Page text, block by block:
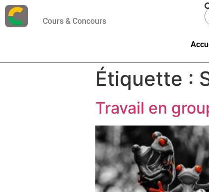
Cours & Concours
Étiquette :
Travail en